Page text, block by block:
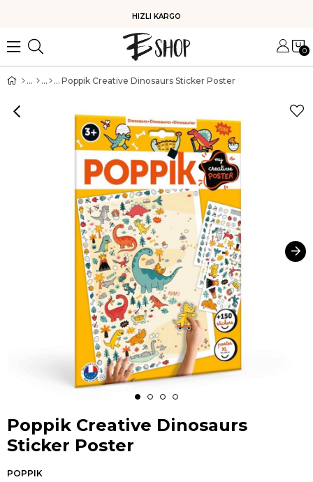
HIZLI KARGO
0
Poppik Creative Dinosaurs Sticker Poster
Poppik Creative Dinosaurs
Sticker Poster
POPPIK